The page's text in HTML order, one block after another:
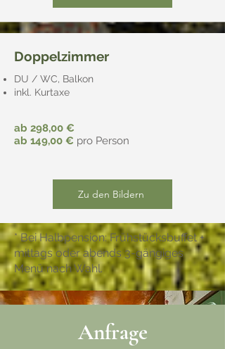
Doppelzimmer
DU / WC, Balkon
inkl. Kurtaxe
ab 298,00 €
ab 149,00 € pro Person
Zu den Bildern
* Bei Halbpension: Frühstücksbuffet +
mittags oder abends 3-gängiges
Menü nach Wahl.
Anfrage